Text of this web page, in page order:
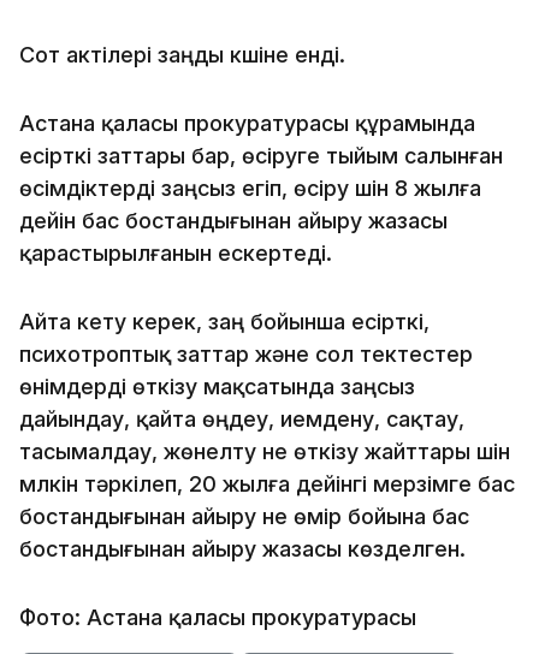
Сот актілері заңды күшіне енді.
Астана қаласы прокуратурасы құрамында
есiрткi заттары бар, өсiруге тыйым салынған
өсiмдiктердi заңсыз егіп, өсіру үшін 8 жылға
дейін бас бостандығынан айыру жазасы
қарастырылғанын ескертеді.
Айта кету керек, заң бойынша есірткі,
психотроптық заттар және сол тектестер
өнімдерді өткізу мақсатында заңсыз
дайындау, қайта өңдеу, иемдену, сақтау,
тасымалдау, жөнелту не өткізу жайттары үшін
мүлкін тәркілеп, 20 жылға дейінгі мерзімге бас
бостандығынан айыру не өмір бойына бас
бостандығынан айыру жазасы көзделген.
Фото: Астана қаласы прокуратурасы